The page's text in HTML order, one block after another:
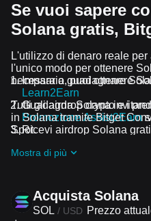
Se vuoi sapere
Solana gratis,
L'utilizzo di denaro reale
l'unico modo per ottenere
necessario, puoi ottenere
Impara a guadagnare
Learn2Earn
Guadagna Solana
Promozione Assist2Earn
Ricevi airdrop Solana
Tutti gli airdrop crypto e i
in Solana tramite Bitget
Spot.
Mostra di più
Acquista Solana
SOL / USD Prezzo